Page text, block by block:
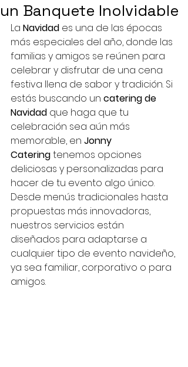
un Banquete Inolvidable
La Navidad es una de las épocas
más especiales del año, donde las
familias y amigos se reúnen para
celebrar y disfrutar de una cena
festiva llena de sabor y tradición. Si
estás buscando un catering de
Navidad que haga que tu
celebración sea aún más
memorable, en Jonny
Catering tenemos opciones
deliciosas y personalizadas para
hacer de tu evento algo único.
Desde menús tradicionales hasta
propuestas más innovadoras,
nuestros servicios están
diseñados para adaptarse a
cualquier tipo de evento navideño,
ya sea familiar, corporativo o para
amigos.